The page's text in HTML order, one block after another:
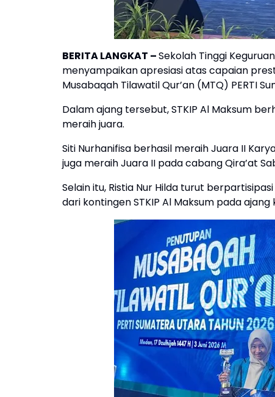
BERITA LANGKAT –Sekolah Tinggi
menyampaikan apresiasi atas capaian
Musabaqah Tilawatil Qur’an (MTQ) PERTI
Dalam ajang tersebut, STKIP Al Maksum
meraih juara.
Siti Nurhanifisa berhasil meraih Juara II
juga meraih Juara II pada cabang Qira’at
Selain itu, Ristia Nur Hilda turut
dari kontingen STKIP Al Maksum pada